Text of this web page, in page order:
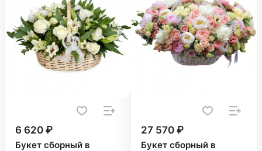
6 620 ₽
Букет сборный в
27 570 ₽
Букет сборный в